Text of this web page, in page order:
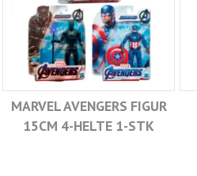
MARVEL AVENGERS FIGUR
15CM 4-HELTE 1-STK